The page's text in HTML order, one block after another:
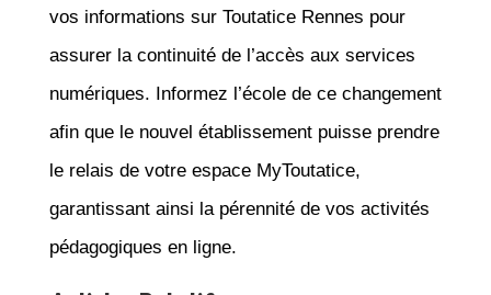
vos informations sur Toutatice Rennes pour
assurer la continuité de l’accès aux services
numériques. Informez l’école de ce changement
afin que le nouvel établissement puisse prendre
le relais de votre espace MyToutatice,
garantissant ainsi la pérennité de vos activités
pédagogiques en ligne.